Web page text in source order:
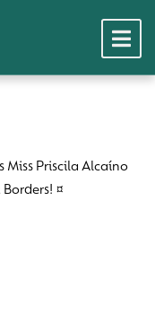
Miss Priscila Alcaíno
¤